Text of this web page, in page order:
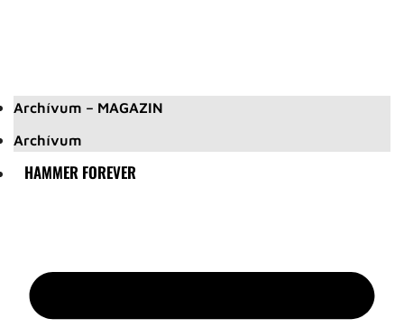
Archívum – MAGAZIN
Archívum
HAMMER FOREVER